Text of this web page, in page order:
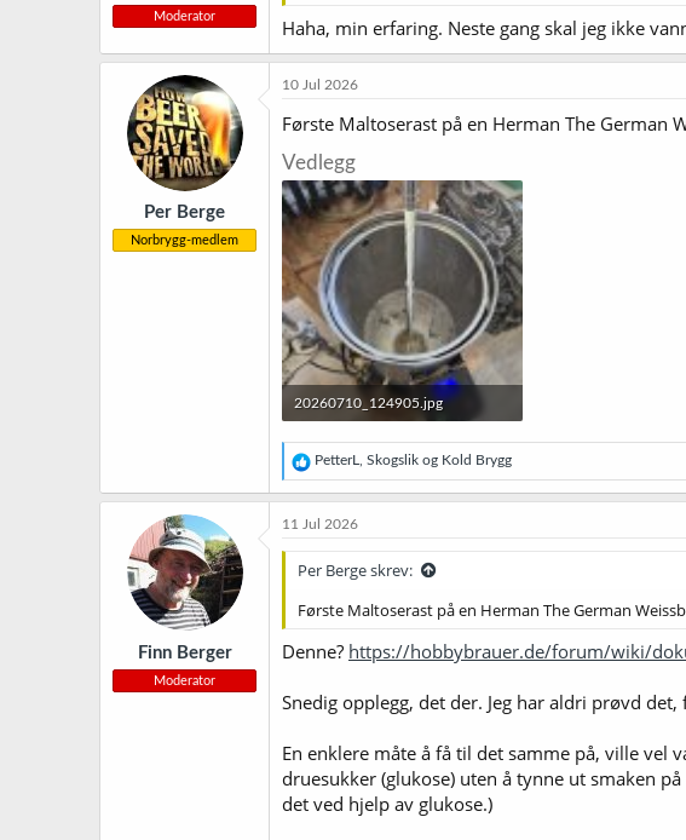
Moderator Haha, min erfaring. Neste gang skal jeg ikke
Per Berge
Norbrygg-medlem
10 Jul 2026
Første Maltoserast på en Herman The German
Vedlegg
20260710_124905.jpg
244,6 KB · Sett: 6
R
e
a
k
j
o
e
:
PetterL Skogslik og Kold Brygg
Finn Berger
Moderator
11 Jul 2026
Per Berge skrev:
Første Maltoserast på en Herman The German
Denne? https://hobbybrauer.de/forum/wiki/
Snedig opplegg, det der. Jeg har aldri prøvd
En enklere måte å få til det samme på, ville vel
druesukker (glukose) uten å tynne ut smaken
det ved hjelp av glukose.)